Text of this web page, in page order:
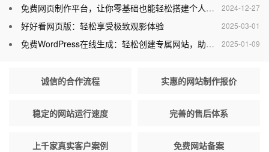
2024-12-27
免费网页制作平台，让你零基础也能轻松搭建个人网站
2025-03-01
好好看网页版：轻松享受极致观影体验
2025-01-09
免费WordPress在线生成：轻松创建专属网站，助力个人与企业腾飞
诚信的合作流程 实惠的网站制作报价
稳定的网站运行速度 完善的售后体系
上千家真实客户案例 免费网站备案